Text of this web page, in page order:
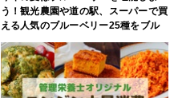
う！観光農園や道の駅、スーパーで買
える人気のブルーベリー25種をブル